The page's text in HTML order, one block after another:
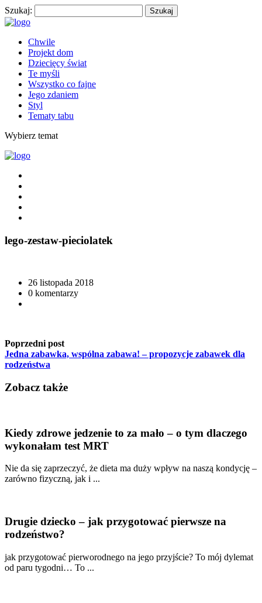
Szukaj:
Chwile
Projekt dom
Dziecięcy świat
Te myśli
Wszystko co fajne
Jego zdaniem
Styl
Tematy tabu
Wybierz temat
lego-zestaw-pieciolatek
26 listopada 2018
0 komentarzy
Poprzedni post
Jedna zabawka, wspólna zabawa! – propozycje zabawek dla
rodzeństwa
Zobacz także
Kiedy zdrowe jedzenie to za mało – o tym dlaczego
wykonałam test MRT
Nie da się zaprzeczyć, że dieta ma duży wpływ na naszą kondycję –
zarówno fizyczną, jak i ...
Drugie dziecko – jak przygotować pierwsze na
rodzeństwo?
jak przygotować pierworodnego na jego przyjście? To mój dylemat
od paru tygodni… To ...